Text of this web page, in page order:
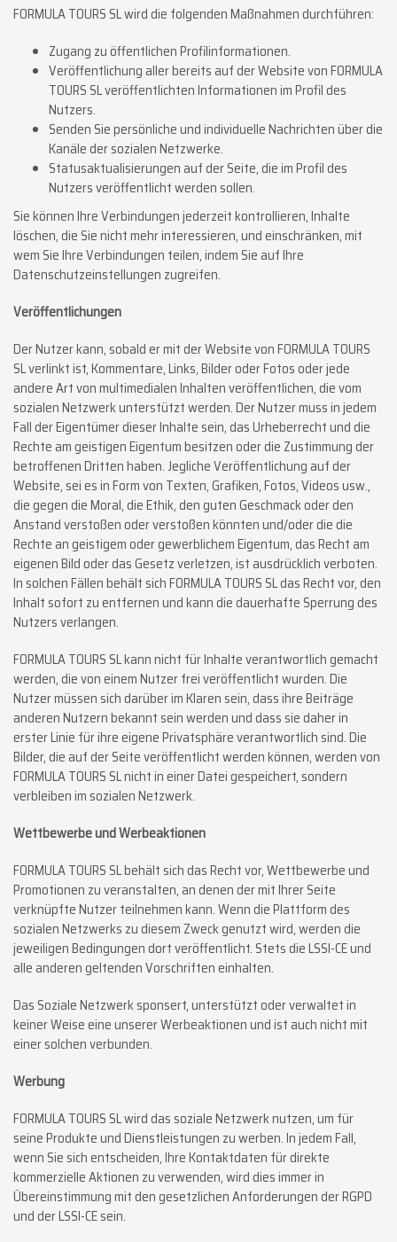
FORMULA TOURS SL wird die folgenden Maßnahmen durchführen:
Zugang zu öffentlichen Profilinformationen.
Veröffentlichung aller bereits auf der Website von FORMULA
TOURS SL veröffentlichten Informationen im Profil des
Nutzers.
Senden Sie persönliche und individuelle Nachrichten über die
Kanäle der sozialen Netzwerke.
Statusaktualisierungen auf der Seite, die im Profil des
Nutzers veröffentlicht werden sollen.
Sie können Ihre Verbindungen jederzeit kontrollieren, Inhalte
löschen, die Sie nicht mehr interessieren, und einschränken, mit
wem Sie Ihre Verbindungen teilen, indem Sie auf Ihre
Datenschutzeinstellungen zugreifen.
Veröffentlichungen
Der Nutzer kann, sobald er mit der Website von FORMULA TOURS
SL verlinkt ist, Kommentare, Links, Bilder oder Fotos oder jede
andere Art von multimedialen Inhalten veröffentlichen, die vom
sozialen Netzwerk unterstützt werden. Der Nutzer muss in jedem
Fall der Eigentümer dieser Inhalte sein, das Urheberrecht und die
Rechte am geistigen Eigentum besitzen oder die Zustimmung der
betroffenen Dritten haben. Jegliche Veröffentlichung auf der
Website, sei es in Form von Texten, Grafiken, Fotos, Videos usw.,
die gegen die Moral, die Ethik, den guten Geschmack oder den
Anstand verstoßen oder verstoßen könnten und/oder die die
Rechte an geistigem oder gewerblichem Eigentum, das Recht am
eigenen Bild oder das Gesetz verletzen, ist ausdrücklich verboten.
In solchen Fällen behält sich FORMULA TOURS SL das Recht vor, den
Inhalt sofort zu entfernen und kann die dauerhafte Sperrung des
Nutzers verlangen.
FORMULA TOURS SL kann nicht für Inhalte verantwortlich gemacht
werden, die von einem Nutzer frei veröffentlicht wurden. Die
Nutzer müssen sich darüber im Klaren sein, dass ihre Beiträge
anderen Nutzern bekannt sein werden und dass sie daher in
erster Linie für ihre eigene Privatsphäre verantwortlich sind. Die
Bilder, die auf der Seite veröffentlicht werden können, werden von
FORMULA TOURS SL nicht in einer Datei gespeichert, sondern
verbleiben im sozialen Netzwerk.
Wettbewerbe und Werbeaktionen
FORMULA TOURS SL behält sich das Recht vor, Wettbewerbe und
Promotionen zu veranstalten, an denen der mit Ihrer Seite
verknüpfte Nutzer teilnehmen kann. Wenn die Plattform des
sozialen Netzwerks zu diesem Zweck genutzt wird, werden die
jeweiligen Bedingungen dort veröffentlicht. Stets die LSSI-CE und
alle anderen geltenden Vorschriften einhalten.
Das Soziale Netzwerk sponsert, unterstützt oder verwaltet in
keiner Weise eine unserer Werbeaktionen und ist auch nicht mit
einer solchen verbunden.
Werbung
FORMULA TOURS SL wird das soziale Netzwerk nutzen, um für
seine Produkte und Dienstleistungen zu werben. In jedem Fall,
wenn Sie sich entscheiden, Ihre Kontaktdaten für direkte
kommerzielle Aktionen zu verwenden, wird dies immer in
Übereinstimmung mit den gesetzlichen Anforderungen der RGPD
und der LSSI-CE sein.